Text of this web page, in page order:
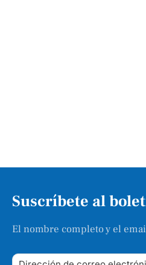
Suscríbete al
El nombre completo y el